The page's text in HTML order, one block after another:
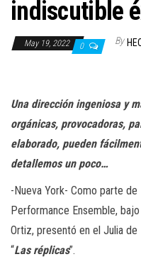
indiscutible
May 19, 2022 0 By
Una dirección ingeniosa y
orgánicas, provocadoras,
elaborado, pueden
detallemos un poco…
-Nueva York- Como parte
Performance Ensemble,
Ortiz, presentó en el Julia
“Las réplicas”.